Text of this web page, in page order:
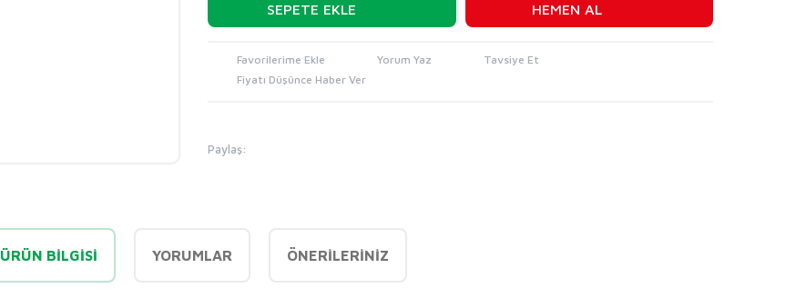
SEPETE EKLE HEMEN AL
Yorum Yaz
Tavsiye Et
Fiyatı Düşünce Haber Ver
Paylaş:
ÜRÜN BILGISI YORUMLAR ÖNERILERINIZ